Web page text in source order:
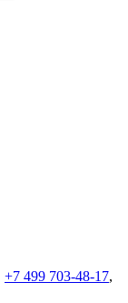
+7 499 703-48-17,